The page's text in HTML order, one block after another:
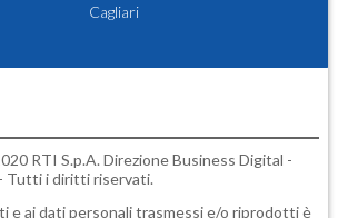
Cagliari
RTI S.p.A. Direzione Business Digital -
Tutti i diritti riservati.
e ai dati personali trasmessi e/o riprodotti è